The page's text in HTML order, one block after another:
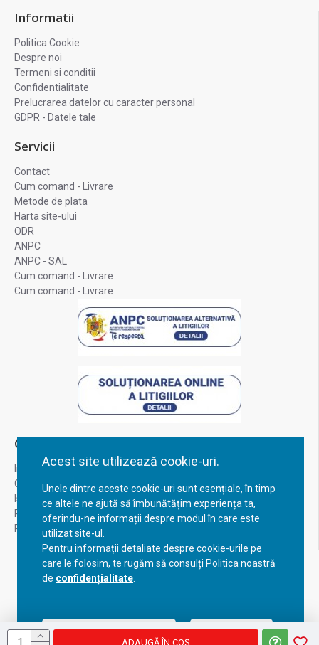
Acest site utilizează cookie-uri.
Unele dintre aceste cookie-uri sunt esențiale, în timp
ce altele ne ajută să îmbunătățim experiența ta,
oferindu-ne informații despre modul în care este
utilizat site-ul.
Pentru informații detaliate despre cookie-urile pe
care le folosim, te rugăm să consulți Politica noastră
de confidențialitate
Acceptă setările curente Configurează
ADAUGĂ ÎN COŞ
Informatii
Politica Cookie
Despre noi
Termeni si conditii
Confidentialitate
Prelucrarea datelor cu caracter personal
GDPR - Datele tale
Servicii
Contact
Cum comand - Livrare
Metode de plata
Harta site-ului
ODR
ANPC
ANPC - SAL
Cum comand - Livrare
Cum comand - Livrare
Contul Meu
Inregistrare
Contul meu
Istoric comenzi
Recuperare parola
Returnare produs